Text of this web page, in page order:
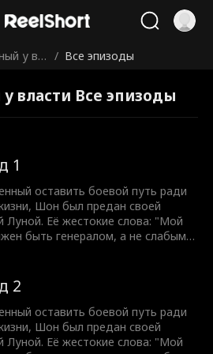
у вл
/ Все эпизоды
власти Все эпизоды
1
оставить боевой путь ради
Шон был предан своей
Луной. Её жестокие слова: "Мой
быть генералом, а не слабым
жизнь позади, он восстаёт
чтобы завоевать землю и вернуть
легендарного генерала. Никто
остановить мужчину, которому
2
оставить боевой путь ради
Шон был предан своей
Луной. Её жестокие слова: "Мой